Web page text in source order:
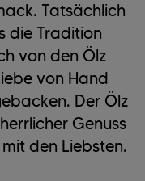
Tatsächlich
die Tradition
von den Ölz
von Hand
Der Ölz
Genuss
den Liebsten.